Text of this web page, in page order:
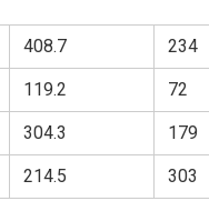
408.7 234
119.2 72
304.3 179
214.5 303